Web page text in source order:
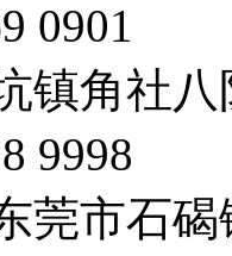
0901
镇角社
9998
莞市石